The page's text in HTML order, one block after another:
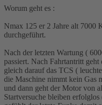
Worum geht es :
Nmax 125 er 2 Jahre alt 7000
durchgeführt.
Nach der letzten Wartung (
passiert. Nach Fahrtantritt
gleich darauf das TCS (
die Maschine nimmt kein Gas
und dann geht der Motor von
Startversuche bleiben